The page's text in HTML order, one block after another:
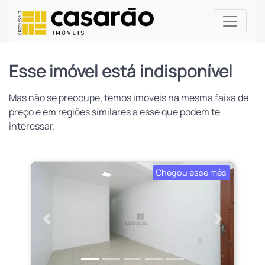
Esse imóvel está indisponível
Mas não se preocupe, temos imóveis na mesma faixa de
preço e em regiões similares a esse que podem te
interessar.
Chegou esse mês
Anterior Próximo